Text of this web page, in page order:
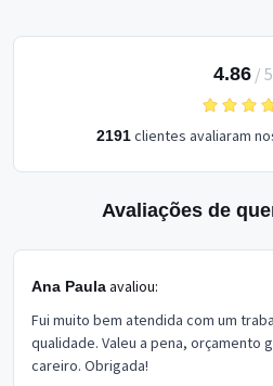
4.86/ 5
2191clientes avaliaram
Avaliações de
Ana Paulaavaliou:
Fui muito bem atendida com um
qualidade. Valeu a pena, orçamento
careiro. Obrigada!